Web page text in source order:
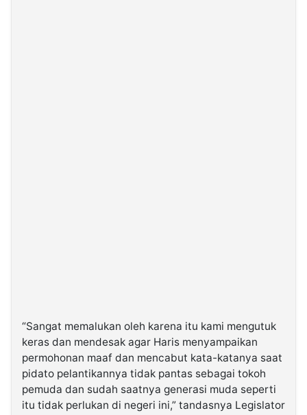
“Sangat memalukan oleh karena itu kami mengutuk
keras dan mendesak agar Haris menyampaikan
permohonan maaf dan mencabut kata-katanya saat
pidato pelantikannya tidak pantas sebagai tokoh
pemuda dan sudah saatnya generasi muda seperti
itu tidak perlukan di negeri ini,” tandasnya Legislator